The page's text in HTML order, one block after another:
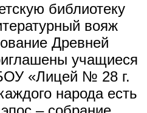
библиотеку
вояж
Древней
учащиеся
«Лицей № 28 г.
народа есть